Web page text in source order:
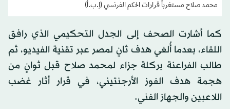
محمد صلاح مستغرباً قرارات الحكم الفرنسي (إ.ب.أ)
كما أشارت الصحف إلى الجدل التحكيمي الذي رافق
اللقاء، بعدما أُلغي هدف ثانٍ لمصر عبر تقنية الفيديو، ثم
طالب الفراعنة بركلة جزاء لمحمد صلاح قبل ثوانٍ من
هجمة هدف الفوز الأرجنتيني، في قرار أثار غضب
اللاعبين والجهاز الفني.